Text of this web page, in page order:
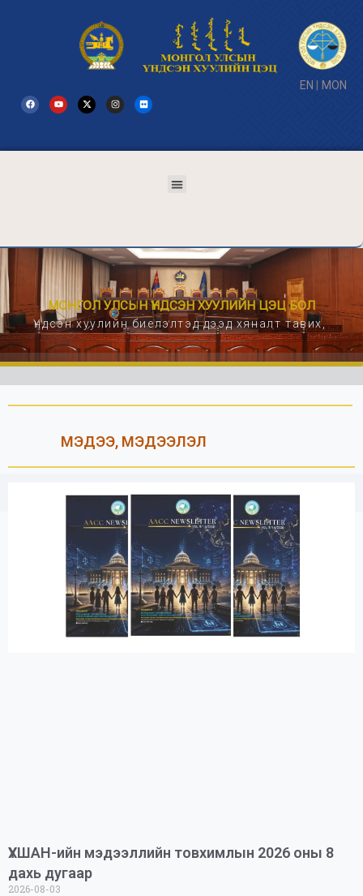
EN MON
МОНГОЛ УЛСЫН ҮНДСЭН ХУУЛИЙН ЦЭЦ БОЛ
Үндсэн хуулийн биелэлтэд дээд хяналт тавих,
МЭДЭЭ, МЭДЭЭЛЭЛ
ҮХШАН-ийн мэдээллийн товхимлын 2026 оны 8
дахь дугаар
2026-08-03